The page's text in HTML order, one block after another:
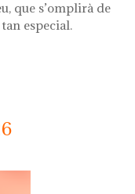
que s’omplirà de
especial.